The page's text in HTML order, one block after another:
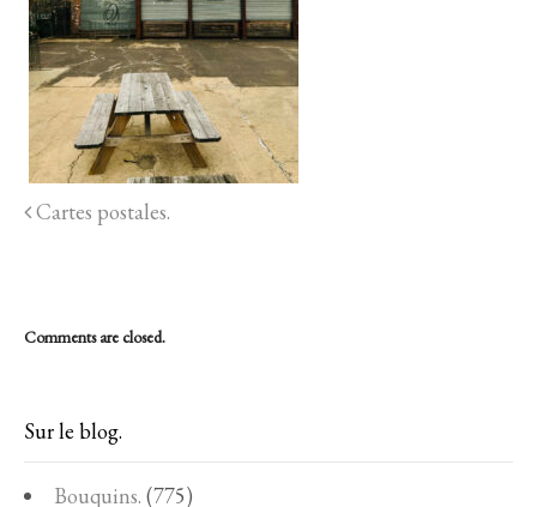
Cartes postales.
Comments are closed.
Sur le blog.
Bouquins. (775)